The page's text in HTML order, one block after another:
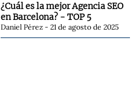
¿Cuál es la mejor Agencia SEO
en Barcelona? - TOP 5
Daniel Pérez 21 de agosto de 2025